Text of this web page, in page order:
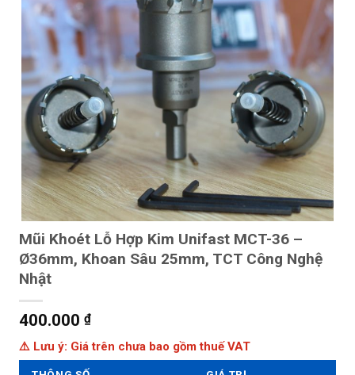
Mũi Khoét Lỗ Hợp Kim Unifast MCT-36 –
Ø36mm, Khoan Sâu 25mm, TCT Công Nghệ
Nhật
400.000 ₫
⚠️ Lưu ý: Giá trên chưa bao gồm thuế VAT